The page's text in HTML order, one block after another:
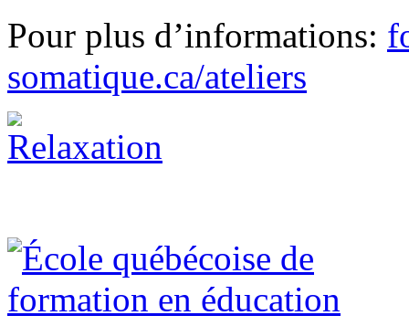
Pour plus d’informations:
somatique.ca/ateliers